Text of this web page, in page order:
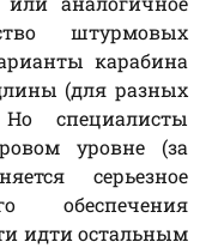
штурмовых
карабина
(для разных
специалисты
уровне (за
серьезное
обеспечения
идти остальным